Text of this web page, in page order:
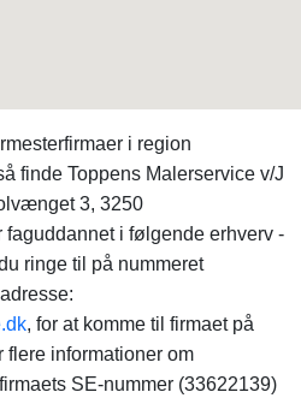
i region
finde Toppens Malerservice v/J
3, 3250
i følgende erhverv -
ringe til på nummeret
, for at komme til firmaet på
flere informationer om
SE-nummer (33622139)